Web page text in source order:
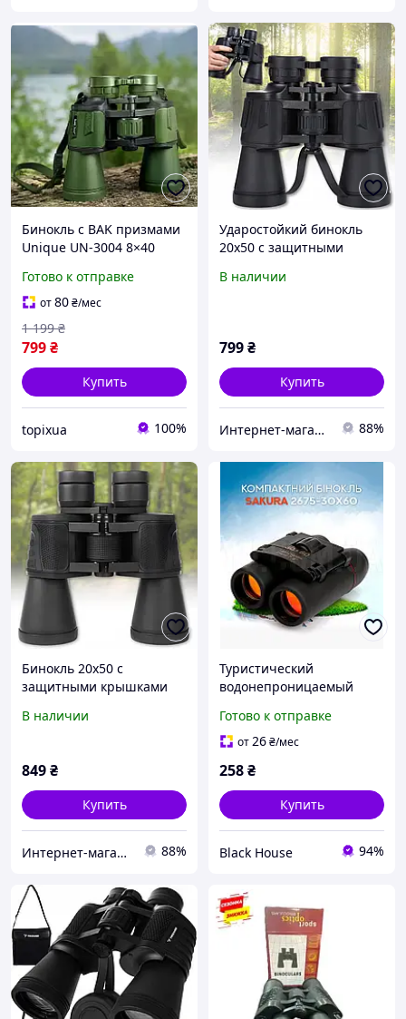
Бинокль с BAK призмами
Unique UN-3004 8×40
любительский бинокль
для туризма и охоты
Готово к отправке
от80₴/мес
799₴
1 199 ₴
Купить
topixua 100%
Ударостойкий бинокль
20x50 с защитными
и окуляры BEDELL
В наличии
799₴
Купить
Интернет-магазин "Vel24" 88%
Бинокль 20x50 с
защитными крышками
В наличии
849₴
Купить
Интернет-магазин "Vel24" 88%
Туристический
водонепроницаемый
высоким увеличением
x30 6364
Готово к отправке
от26₴/мес
258₴
Купить
Black House 94%